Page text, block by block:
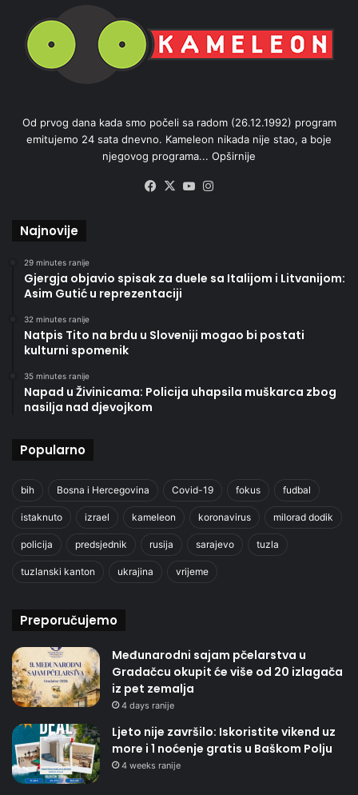
Od prvog dana kada smo počeli sa radom (26.12.1992) program
emitujemo 24 sata dnevno. Kameleon nikada nije stao, a boje
njegovog programa... Opširnije
Facebook
X YouTube
Najnovije
29 minutes ranije
Gjergja objavio spisak za duele sa Italijom i Litvanijom:
Asim Gutić u reprezentaciji
32 minutes ranije
Natpis Tito na brdu u Sloveniji mogao bi postati
kulturni spomenik
35 minutes ranije
Napad u Živinicama: Policija uhapsila muškarca zbog
nasilja nad djevojkom
Popularno
bih Bosna i Hercegovina Covid-19 fokus fudbal
istaknuto izrael kameleon koronavirus milorad dodik
policija predsjednik rusija sarajevo tuzla
tuzlanski kanton ukrajina vrijeme
Preporučujemo
Međunarodni sajam pčelarstva u
Gradačcu okupit će više od 20 izlagača
iz pet zemalja
4 days ranije
Ljeto nije završilo: Iskoristite vikend uz
more i 1 noćenje gratis u Baškom Polju
4 weeks ranije